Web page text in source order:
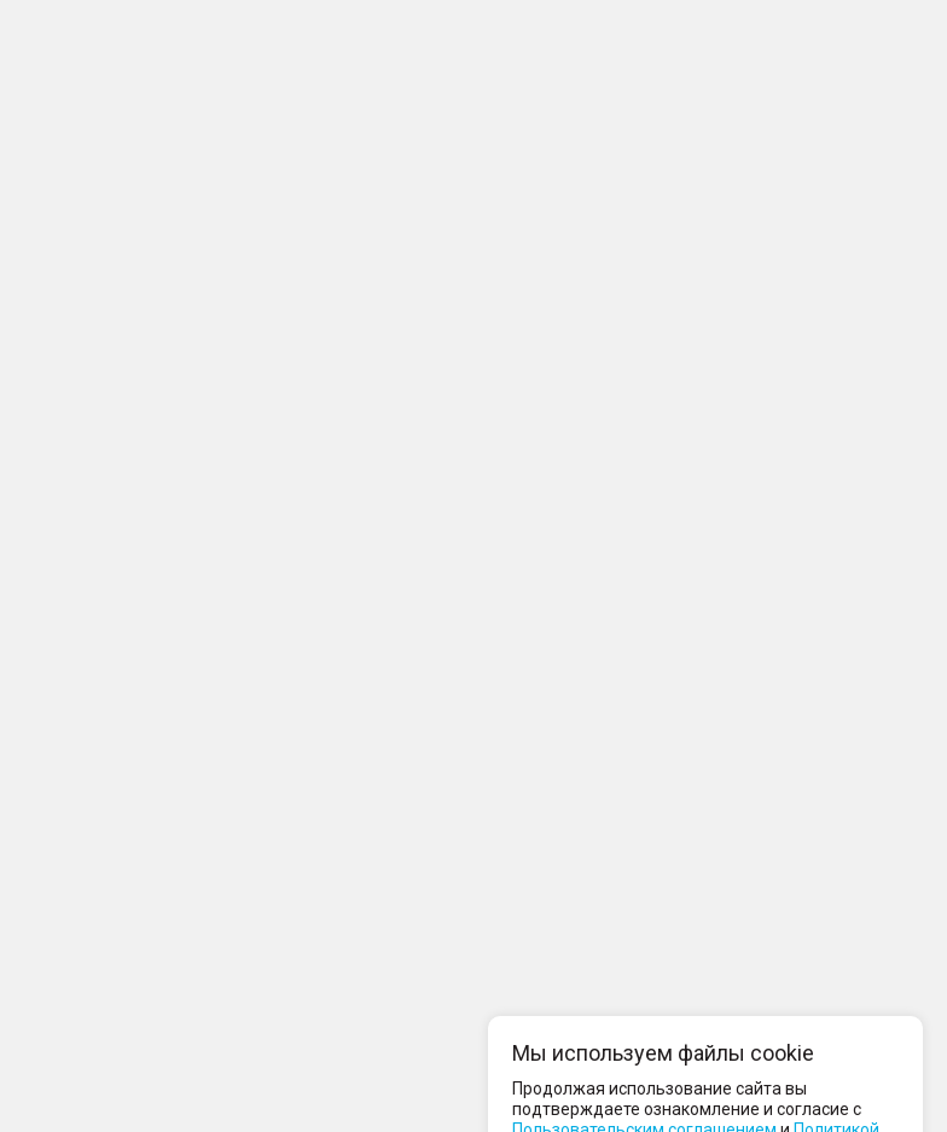
Мы используем файлы cookie
Продолжая использование сайта вы
подтверждаете ознакомление и согласие с